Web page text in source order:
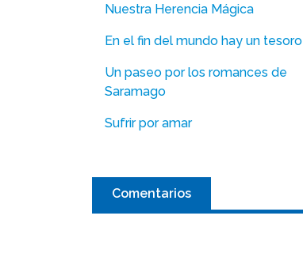
Nuestra Herencia Mágica
En el fin del mundo hay un tesoro
Un paseo por los romances de
Saramago
Sufrir por amar
Comentarios